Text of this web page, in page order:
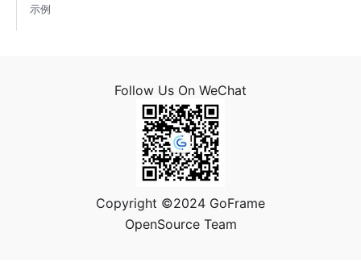
示例
Follow Us On WeChat
Copyright ©2024 GoFrame
OpenSource Team